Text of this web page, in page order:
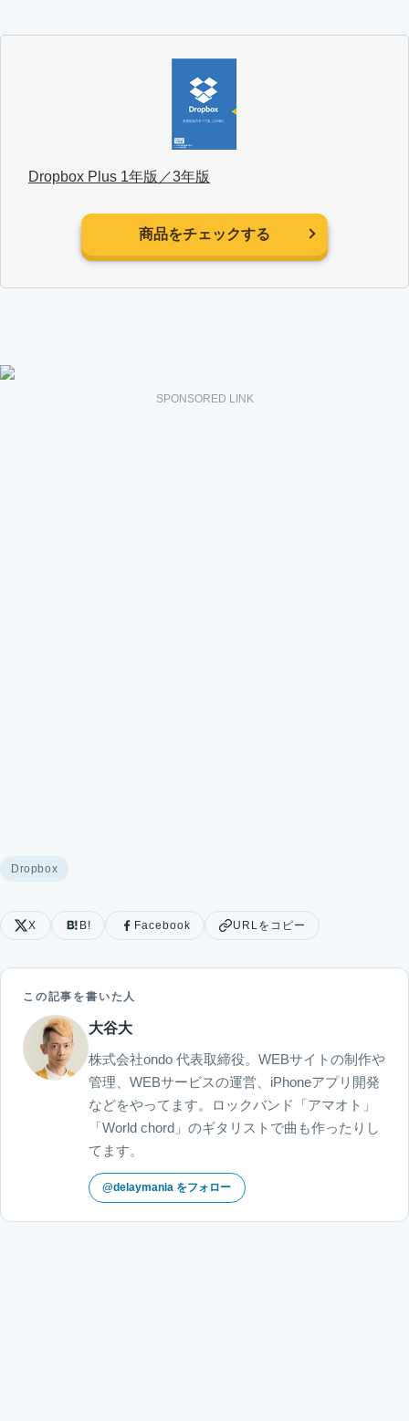
Dropbox Plus 1年版／3年版
商品をチェックする
SPONSORED LINK
Dropbox
X B! Facebook URLをコピー
この記事を書いた人
大谷大
株式会社ondo 代表取締役。WEBサイトの制作や
管理、WEBサービスの運営、iPhoneアプリ開発
などをやってます。ロックバンド「アマオト」
「World chord」のギタリストで曲も作ったりし
てます。
@delaymania をフォロー